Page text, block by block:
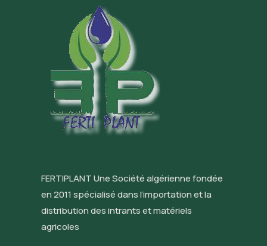
FERTIPLANT Une Société algérienne fondée
en 2011 spécialisé dans l’importation et la
distribution des intrants et matériels
agricoles